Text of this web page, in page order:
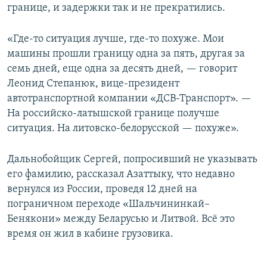
границе, и задержки так и не прекратились.
«Где-то ситуация лучше, где-то похуже. Мои
машины прошли границу одна за пять, другая за
семь дней, еще одна за десять дней, — говорит
Леонид Степанюк, вице-президент
автотранспортной компании «ДСВ-Транспорт». —
На российско-латышской границе получше
ситуация. На литовско-белорусской — похуже».
Дальнобойщик Сергей, попросивший не указывать
его фамилию, рассказал Азаттыку, что недавно
вернулся из России, проведя 12 дней на
пограничном переходе «Шальчининкай–
Бенякони» между Беларусью и Литвой. Всё это
время он жил в кабине грузовика.